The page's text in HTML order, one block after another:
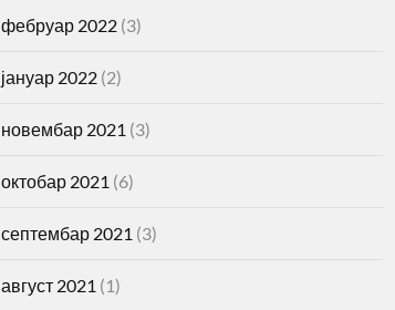
фебруар 2022(3)
јануар 2022(2)
новембар 2021 (3)
октобар 2021 (6)
септембар 2021 (3)
август 2021 (1)